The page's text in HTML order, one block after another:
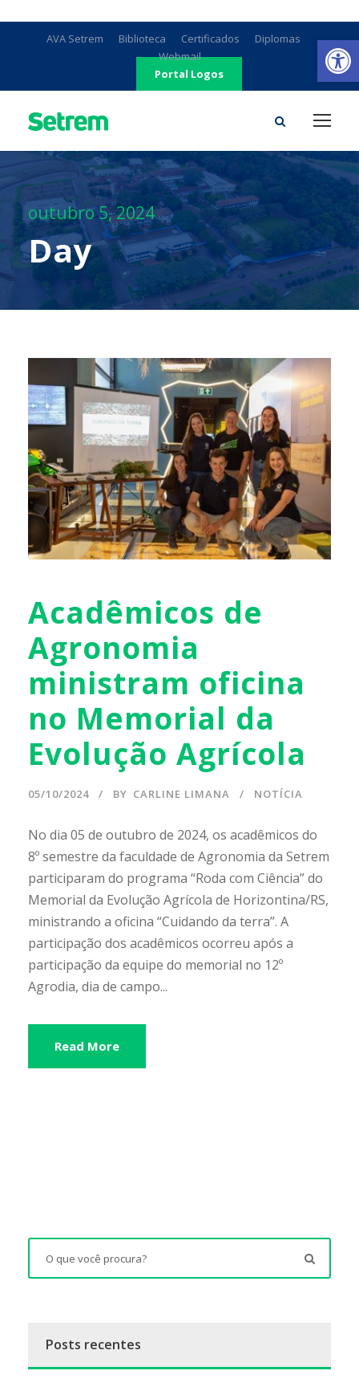
AVA Setrem Biblioteca Certificados
Diplomas
Webmail
Portal Logos
outubro 5, 2024
Day
Acadêmicos de
Agronomia
ministram oficina
no Memorial da
Evolução Agrícola
05/10/2024 BY CARLINE LIMANA NOTÍCIA
No dia 05 de outubro de 2024, os acadêmicos do
8º semestre da faculdade de Agronomia da Setrem
participaram do programa “Roda com Ciência” do
Memorial da Evolução Agrícola de Horizontina/RS,
ministrando a oficina “Cuidando da terra”. A
participação dos acadêmicos ocorreu após a
participação da equipe do memorial no 12º
Agrodia, dia de campo...
Read More
Posts recentes